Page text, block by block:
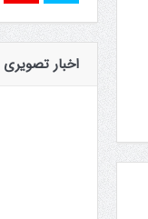
اخبار تصویری